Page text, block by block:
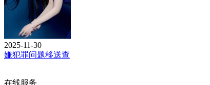
2025-11-30
嫌犯罪问题移送查
在线服务